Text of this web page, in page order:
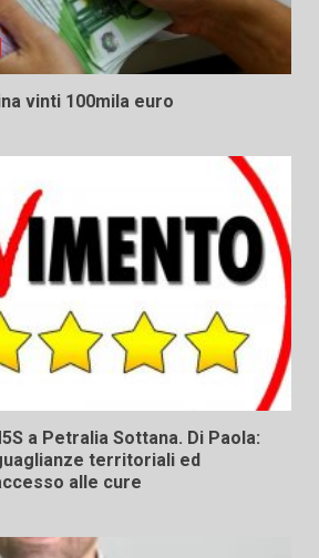
vinti 100mila euro
a Petralia Sottana. Di Paola:
territoriali ed
alle cure